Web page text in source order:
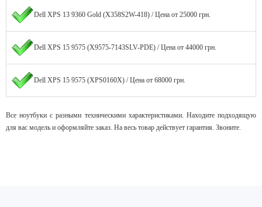
Dell XPS 13 9360 Gold (X358S2W-418) / Цена от 25000 грн.
Dell XPS 15 9575 (X9575-7143SLV-PDE) / Цена от 44000 грн.
Dell XPS 15 9575 (XPS0160X) / Цена от 68000 грн.
Все ноутбуки с разными техническими характеристиками. Находите подходящую
для вас модель и оформляйте заказ. На весь товар действует гарантия. Звоните.